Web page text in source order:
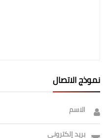
نموذج الاتصال
الاسم
بريد إلكتروني